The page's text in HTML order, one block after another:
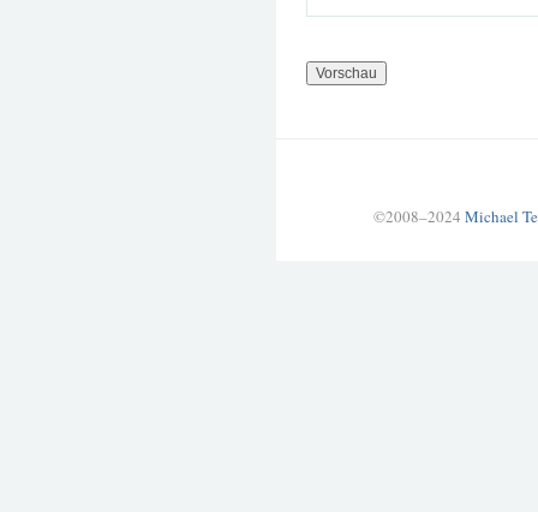
©2008–2024 Michael